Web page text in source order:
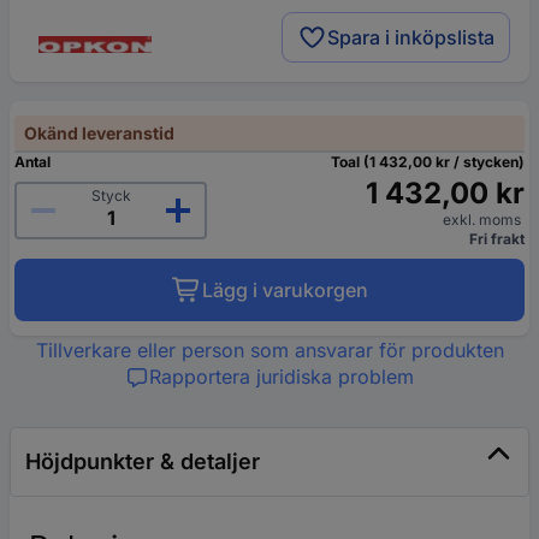
Spara i inköpslista
Okänd leveranstid
Antal
Styck
Toal (1 432,00 kr / stycken)
1 432,00 kr
exkl. moms
Fri frakt
Lägg i varukorgen
Tillverkare eller person som ansvarar för produkten
Rapportera juridiska problem
Höjdpunkter & detaljer